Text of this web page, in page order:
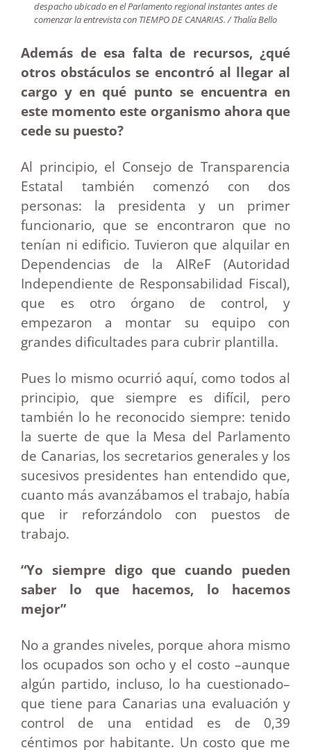
despacho ubicado en el Parlamento regional instantes antes de
comenzar la entrevista con TIEMPO DE CANARIAS. / Thalía Bello
Además de esa falta de recursos, ¿qué
otros obstáculos se encontró al llegar al
cargo y en qué punto se encuentra en
este momento este organismo ahora que
cede su puesto?
Al principio, el Consejo de Transparencia
Estatal también comenzó con dos
personas: la presidenta y un primer
funcionario, que se encontraron que no
tenían ni edificio. Tuvieron que alquilar en
Dependencias de la AIReF (Autoridad
Independiente de Responsabilidad Fiscal),
que es otro órgano de control, y
empezaron a montar su equipo con
grandes dificultades para cubrir plantilla.
Pues lo mismo ocurrió aquí, como todos al
principio, que siempre es difícil, pero
también lo he reconocido siempre: tenido
la suerte de que la Mesa del Parlamento
de Canarias, los secretarios generales y los
sucesivos presidentes han entendido que,
cuanto más avanzábamos el trabajo, había
que ir reforzándolo con puestos de
trabajo.
“Yo siempre digo que cuando pueden
saber lo que hacemos, lo hacemos
mejor”
No a grandes niveles, porque ahora mismo
los ocupados son ocho y el costo –aunque
algún partido, incluso, lo ha cuestionado–
que tiene para Canarias una evaluación y
control de una entidad es de 0,39
céntimos por habitante. Un costo que me